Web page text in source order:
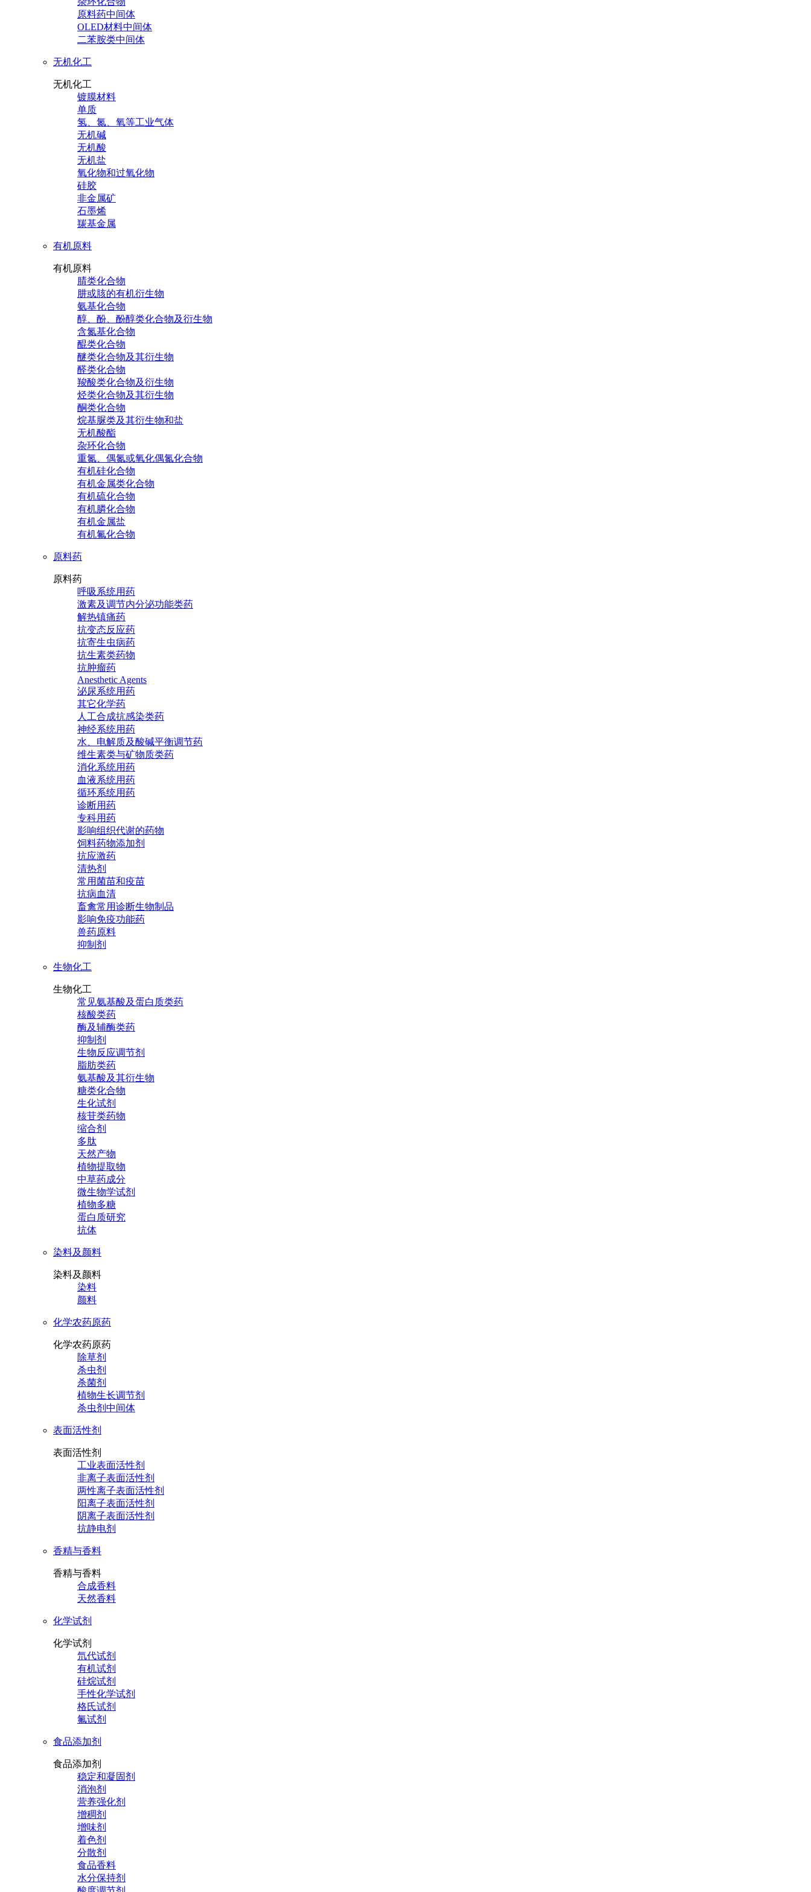
原料药中间体
OLED材料中间体
二苯胺类中间体
无机化工
无机化工
镀膜材料
单质
氢、氮、氧等工业气体
无机碱
无机酸
无机盐
氧化物和过氧化物
硅胶
非金属矿
石墨烯
羰基金属
有机原料
有机原料
腈类化合物
肼或胲的有机衍生物
氨基化合物
醇、酚、酚醇类化合物及衍生物
含氮基化合物
醌类化合物
醚类化合物及其衍生物
醛类化合物
羧酸类化合物及衍生物
烃类化合物及其衍生物
酮类化合物
烷基脲类及其衍生物和盐
无机酸酯
杂环化合物
重氮、偶氮或氧化偶氮化合物
有机硅化合物
有机金属类化合物
有机硫化合物
有机膦化合物
有机金属盐
有机氟化合物
原料药
原料药
呼吸系统用药
激素及调节内分泌功能类药
解热镇痛药
抗变态反应药
抗寄生虫病药
抗生素类药物
抗肿瘤药
Anesthetic Agents
泌尿系统用药
其它化学药
人工合成抗感染类药
神经系统用药
水、电解质及酸碱平衡调节药
维生素类与矿物质类药
消化系统用药
血液系统用药
循环系统用药
诊断用药
专科用药
影响组织代谢的药物
饲料药物添加剂
抗应激药
清热剂
常用菌苗和疫苗
抗病血清
畜禽常用诊断生物制品
影响免疫功能药
兽药原料
抑制剂
生物化工
生物化工
常见氨基酸及蛋白质类药
核酸类药
酶及辅酶类药
抑制剂
生物反应调节剂
脂肪类药
氨基酸及其衍生物
糖类化合物
生化试剂
核苷类药物
缩合剂
多肽
天然产物
植物提取物
中草药成分
微生物学试剂
植物多糖
蛋白质研究
抗体
染料及颜料
染料及颜料
染料
颜料
化学农药原药
化学农药原药
除草剂
杀虫剂
杀菌剂
植物生长调节剂
杀虫剂中间体
表面活性剂
表面活性剂
工业表面活性剂
非离子表面活性剂
两性离子表面活性剂
阳离子表面活性剂
阴离子表面活性剂
抗静电剂
香精与香料
香精与香料
合成香料
天然香料
化学试剂
化学试剂
氘代试剂
有机试剂
硅烷试剂
手性化学试剂
格氏试剂
氟试剂
食品添加剂
食品添加剂
稳定和凝固剂
消泡剂
营养强化剂
增稠剂
增味剂
着色剂
分散剂
食品香料
水分保持剂